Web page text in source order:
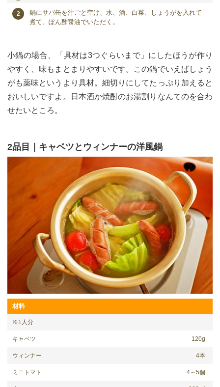
ノミスタイル] 公式twitterペ
エノミスタイル] 公式facebookペ
style[イエノミスタイル] 公式
鍋にサバ缶を汁ごと空け、水、酒、白菜、しょうがを入れて
煮て、ぽん酢醤油でいただく。
小鍋の場合、「具材は3つぐらいまで」にしたほうが作り
やすく、味もまとまりやすいです。この鍋でいえばしょう
がも薬味というより具材。細切りにしてたっぷり加えると
おいしいですよ。日本酒か焼酎のお湯割りなんてのを合わ
せたいところ。
2品目｜キャベツとウィンナーの洋風鍋
材料
※1人分
キャベツ 120g
ウィンナー 4本
ミニトマト 4～5個